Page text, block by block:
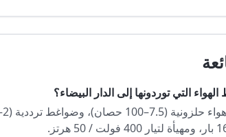
التي توردونها إلى الدار البيضاء؟